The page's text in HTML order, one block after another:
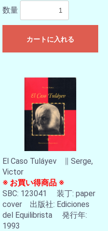
数量
カートに入れる
El Caso Tuláyev ∥ Serge,
Victor
※ お買い得商品 ※
SBC: 123041 装丁: paper
cover 出版社: Ediciones
del Equilibrista 発行年:
1993